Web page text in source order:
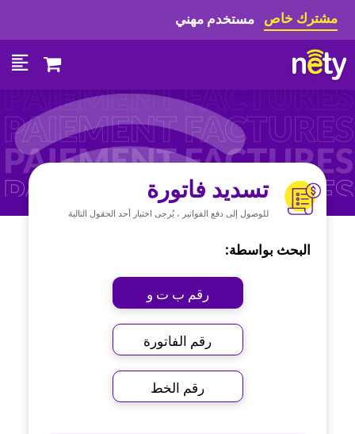
مشترك خاص مستخدم مهني
تسديد فاتورة
للوصول إلى دفع الفواتير ، يُرجى اختيار أحد الحقول التالية
البحث بواسطة:
رقم ب ت و
رقم الفاتورة
رقم الخط